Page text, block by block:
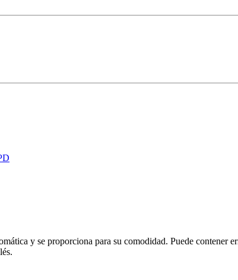
y se proporciona para su comodidad. Puede contener